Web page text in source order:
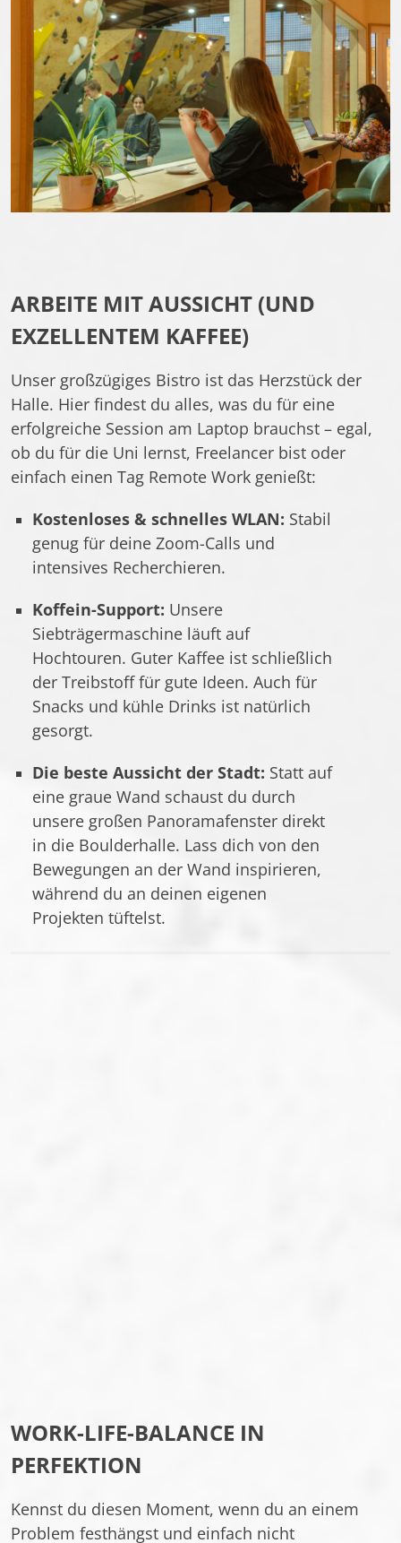
ARBEITE MIT AUSSICHT (UND
EXZELLENTEM KAFFEE)
Unser großzügiges Bistro ist das Herzstück der
Halle. Hier findest du alles, was du für eine
erfolgreiche Session am Laptop brauchst – egal,
ob du für die Uni lernst, Freelancer bist oder
einfach einen Tag Remote Work genießt:
Kostenloses & schnelles WLAN: Stabil
genug für deine Zoom-Calls und
intensives Recherchieren.
Koffein-Support: Unsere
Siebträgermaschine läuft auf
Hochtouren. Guter Kaffee ist schließlich
der Treibstoff für gute Ideen. Auch für
Snacks und kühle Drinks ist natürlich
gesorgt.
Die beste Aussicht der Stadt: Statt auf
eine graue Wand schaust du durch
unsere großen Panoramafenster direkt
in die Boulderhalle. Lass dich von den
Bewegungen an der Wand inspirieren,
während du an deinen eigenen
Projekten tüftelst.
WORK-LIFE-BALANCE IN
PERFEKTION
Kennst du diesen Moment, wenn du an einem
Problem festhängst und einfach nicht